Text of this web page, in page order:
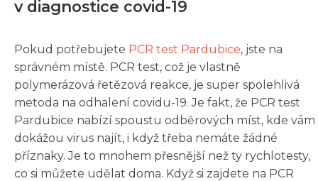
v diagnostice covid-19
Pokud potřebujete PCR test Pardubice, jste na
správném místě. PCR test, což je vlastně
polymerázová řetězová reakce, je super spolehlivá
metoda na odhalení covidu-19. Je fakt, že PCR test
Pardubice nabízí spoustu odběrových míst, kde vám
dokážou virus najít, i když třeba nemáte žádné
příznaky. Je to mnohem přesnější než ty rychlotesty,
co si můžete udělat doma. Když si zajdete na PCR